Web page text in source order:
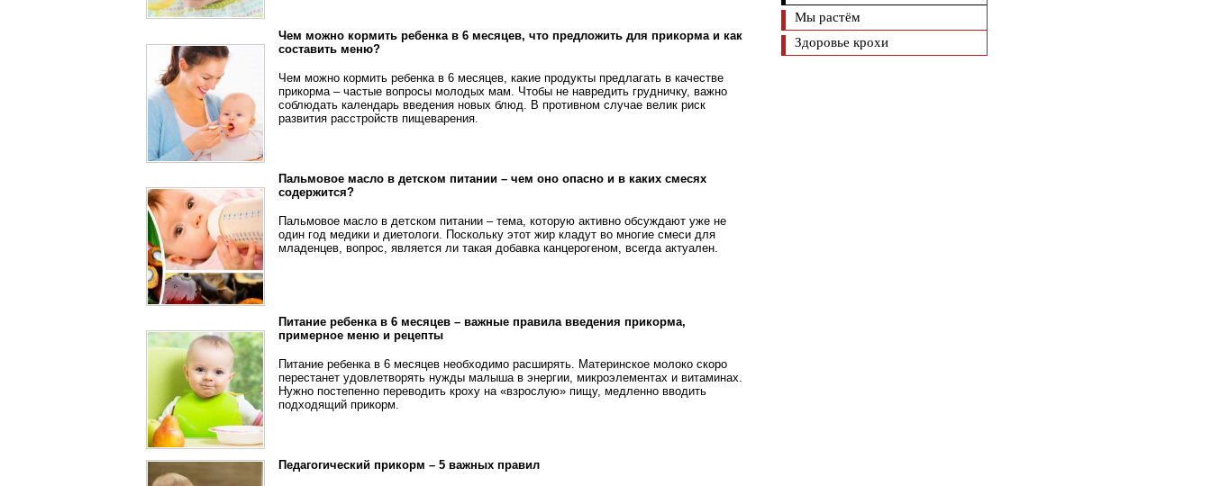
Чем можно кормить ребенка в 6 месяцев, что предложить для прикорма и как
составить меню?
Чем можно кормить ребенка в 6 месяцев, какие продукты предлагать в качестве
прикорма – частые вопросы молодых мам. Чтобы не навредить грудничку, важно
соблюдать календарь введения новых блюд. В противном случае велик риск
развития расстройств пищеварения.
Пальмовое масло в детском питании – чем оно опасно и в каких смесях
содержится?
Пальмовое масло в детском питании – тема, которую активно обсуждают уже не
один год медики и диетологи. Поскольку этот жир кладут во многие смеси для
младенцев, вопрос, является ли такая добавка канцерогеном, всегда актуален.
Питание ребенка в 6 месяцев – важные правила введения прикорма,
примерное меню и рецепты
Питание ребенка в 6 месяцев необходимо расширять. Материнское молоко скоро
перестанет удовлетворять нужды малыша в энергии, микроэлементах и витаминах.
Нужно постепенно переводить кроху на «взрослую» пищу, медленно вводить
подходящий прикорм.
Педагогический прикорм – 5 важных правил
Мы растём
Здоровье крохи